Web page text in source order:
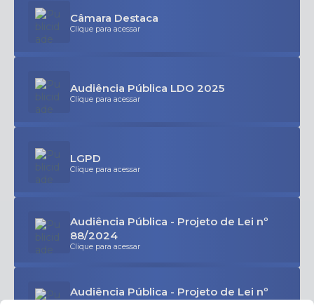
Câmara Destaca
Clique para acessar
Audiência Pública LDO 2025
Clique para acessar
LGPD
Clique para acessar
Audiência Pública - Projeto de Lei nº
88/2024
Clique para acessar
Audiência Pública - Projeto de Lei nº